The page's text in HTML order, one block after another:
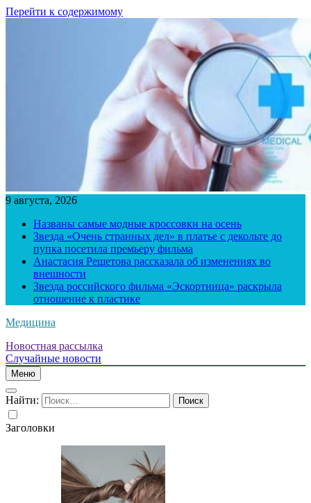
Перейти к содержимому
9 августа, 2026
Названы самые модные кроссовки на осень
Звезда «Очень странных дел» в платье с декольте до
пупка посетила премьеру фильма
Анастасия Решетова рассказала об изменениях во
внешности
Звезда российского фильма «Эскортница» раскрыла
отношение к пластике
Медицина
Новостная рассылка
Случайные новости
Меню
Найти:
Заголовки